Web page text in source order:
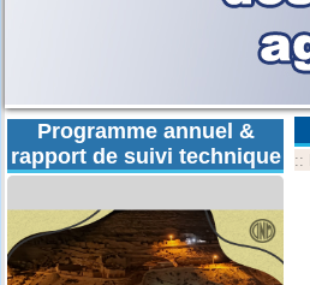
Programme annuel &
rapport de suivi technique
::